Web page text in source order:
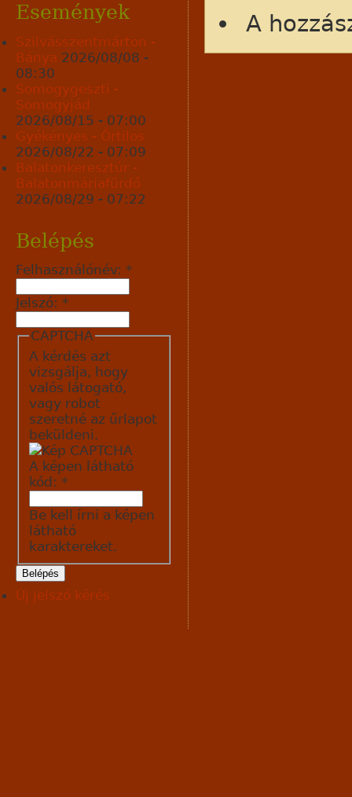
A
Események
Szilvásszentmárton -
Bánya 2026/08/08 -
08:30
Somogygeszti -
Somogyjád
2026/08/15 - 07:00
Gyékényes - Őrtilos
2026/08/22 - 07:09
Balatonkeresztúr -
Balatonmáriafürdő
2026/08/29 - 07:22
Belépés
Felhasználónév: *
Jelszó: *
CAPTCHA
A kérdés azt
vizsgálja, hogy
valós látogató,
vagy robot
szeretné az űrlapot
beküldeni.
A képen látható
kód: *
Be kell írni a képen
látható
karaktereket.
Új jelszó kérés